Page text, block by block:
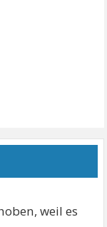
weil es